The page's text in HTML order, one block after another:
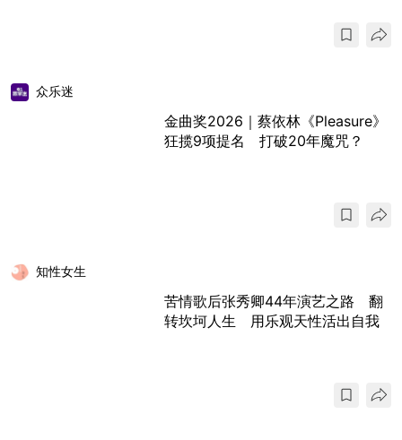
众乐迷
金曲奖2026｜蔡依林《Pleasure》
狂揽9项提名 打破20年魔咒？
知性女生
苦情歌后张秀卿44年演艺之路 翻
转坎坷人生 用乐观天性活出自我